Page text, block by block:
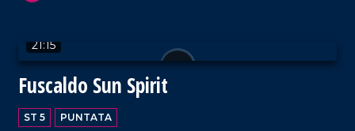
21:15
Fuscaldo Sun Spirit
ST 5 PUNTATA
VAI AL TITOLO